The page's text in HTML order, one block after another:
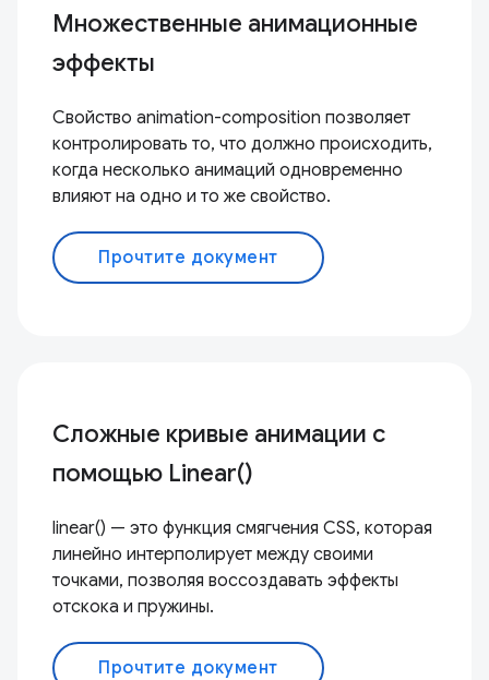
Множественные анимационные
эффекты
Свойство animation-composition позволяет
контролировать то, что должно происходить,
когда несколько анимаций одновременно
влияют на одно и то же свойство.
Прочтите документ
Сложные кривые анимации с
помощью Linear()
linear() — это функция смягчения CSS, которая
линейно интерполирует между своими
точками, позволяя воссоздавать эффекты
отскока и пружины.
Прочтите документ